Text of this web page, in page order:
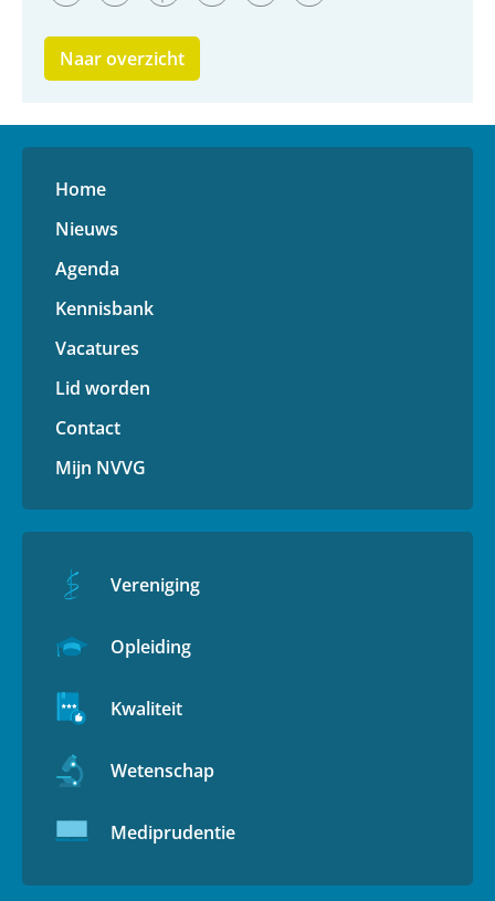
Naar overzicht
Home
Nieuws
Agenda
Kennisbank
Vacatures
Lid worden
Contact
Mijn NVVG
Vereniging
Opleiding
Kwaliteit
Wetenschap
Mediprudentie